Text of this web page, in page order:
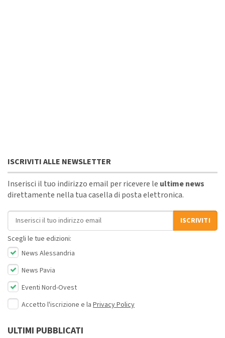
ISCRIVITI ALLE NEWSLETTER
Inserisci il tuo indirizzo email per ricevere le ultime news
direttamente nella tua casella di posta elettronica.
Indirizzo email
ISCRIVITI
Scegli le tue edizioni:
News Alessandria
News Pavia
Eventi Nord-Ovest
Accetto l'iscrizione e la Privacy Policy
ULTIMI PUBBLICATI